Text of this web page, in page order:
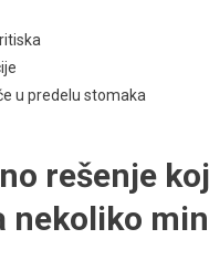
u predelu stomaka
rešenje
nekoliko